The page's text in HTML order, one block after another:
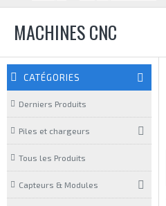
MACHINES CNC
CATÉGORIES
Derniers Produits
Piles et chargeurs
Tous les Produits
Capteurs & Modules